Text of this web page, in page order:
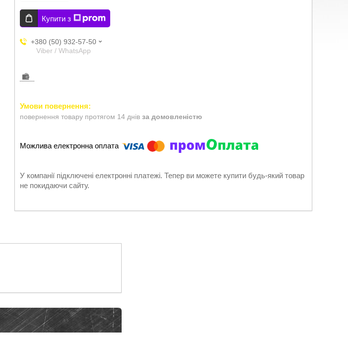
Купити з
+380 (50) 932-57-50
Viber / WhatsApp
повернення товару протягом 14 днів за домовленістю
У компанії підключені електронні платежі. Тепер ви можете купити будь-який товар
не покидаючи сайту.